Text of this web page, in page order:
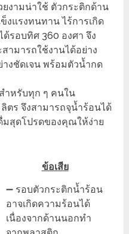
ยงามน่าใช้ ตัวกระติกด้าน
งแรงทนทาน ไร้การเกิด
รอบทิศ 360 องศา จึง
ามารถใช้งานได้อย่าง
างชัดเจน พร้อมตัวน้ำกด
ำหรับทุก ๆ คนใน
ตร จึงสามารถจุน้ำร้อนได้
มสุดโปรดของคุณให้ง่าย
ข้อเสีย
➖ รอบตัวกระติกน้ำร้อน
อาจเกิดความร้อนได้
เนื่องจากด้านนอกทำ